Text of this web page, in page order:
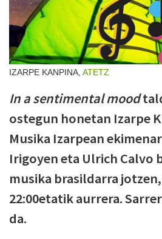
IZARPE KANPINA, ATETZ
In a sentimental mood
ostegun honetan Izarpe
Musika Izarpean
Irigoyen eta Ulrich Calvo
musika brasildarra
22:00etatik aurrera.
da.